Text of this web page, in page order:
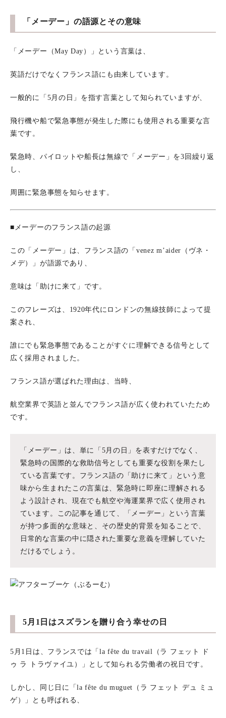
「メーデー」の語源とその意味
「メーデー（May Day）」という言葉は、
英語だけでなくフランス語にも由来しています。
一般的に「5月の日」を指す言葉として知られていますが、
飛行機や船で緊急事態が発生した際にも使用される重要な言
葉です。
緊急時、パイロットや船長は無線で「メーデー」を3回繰り返
し、
周囲に緊急事態を知らせます。
■メーデーのフランス語の起源
この「メーデー」は、フランス語の「venez m’aider（ヴネ・
メデ）」が語源であり、
意味は「助けに来て」です。
このフレーズは、1920年代にロンドンの無線技師によって提
案され、
誰にでも緊急事態であることがすぐに理解できる信号として
広く採用されました。
フランス語が選ばれた理由は、当時、
航空業界で英語と並んでフランス語が広く使われていたため
です。
「メーデー」は、単に「5月の日」を表すだけでなく、
緊急時の国際的な救助信号としても重要な役割を果たし
ている言葉です。フランス語の「助けに来て」という意
味から生まれたこの言葉は、緊急時に即座に理解される
よう設計され、現在でも航空や海運業界で広く使用され
ています。この記事を通じて、「メーデー」という言葉
が持つ多面的な意味と、その歴史的背景を知ることで、
日常的な言葉の中に隠された重要な意義を理解していた
だけるでしょう。
5月1日はスズランを贈り合う幸せの日
5月1日は、フランスでは「la fête du travail（ラ フェット ド
ゥ ラ トラヴァイユ）」として知られる労働者の祝日です。
しかし、同じ日に「la fête du muguet（ラ フェット デュ ミュ
ゲ）」とも呼ばれる、